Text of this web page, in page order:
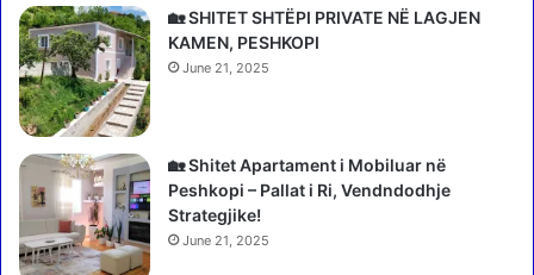
i
t
ë
n
e
F
i
r
e
r
o
v
i
s
o
,
n
u
🏡 SHITET SHTËPI PRIVATE NË LAGJEN
KAMEN, PESHKOPI
June 21, 2025
🏡 Shitet Apartament i Mobiluar në
Peshkopi – Pallat i Ri, Vendndodhje
Strategjike!
June 21, 2025